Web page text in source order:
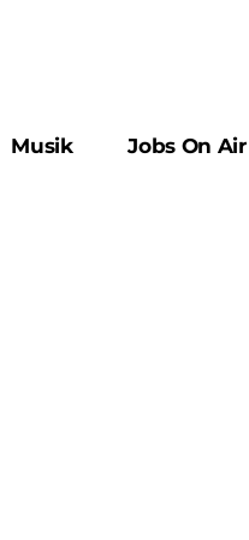
Musik Jobs On Air